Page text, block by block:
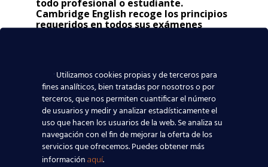
todo profesional o estudiante.
Cambridge English recoge los principios
requeridos en todos sus exámenes
profesionales, académicos y culturales.
¿Dónde estamos?
Utilizamos cookies propias y de terceros para
fines analíticos, bien tratadas por nosotros o por
terceros, que nos permiten cuantificar el número
de usuarios y medir y analizar estadísticamente el
uso que hacen los usuarios de la web. Se analiza su
navegación con el fin de mejorar la oferta de los
servicios que ofrecemos. Puedes obtener más
información aquí.